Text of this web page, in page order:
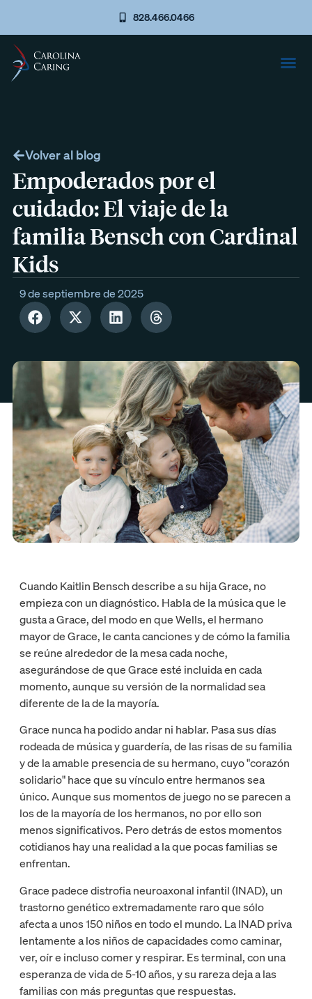
828.466.0466
Volver al blog
Empoderados por el
cuidado: El viaje de la
familia Bensch con Cardinal
Kids
9 de septiembre de 2025
Cuando Kaitlin Bensch describe a su hija Grace, no
empieza con un diagnóstico. Habla de la música que le
gusta a Grace, del modo en que Wells, el hermano
mayor de Grace, le canta canciones y de cómo la familia
se reúne alrededor de la mesa cada noche,
asegurándose de que Grace esté incluida en cada
momento, aunque su versión de la normalidad sea
diferente de la de la mayoría.
Grace nunca ha podido andar ni hablar. Pasa sus días
rodeada de música y guardería, de las risas de su familia
y de la amable presencia de su hermano, cuyo "corazón
solidario" hace que su vínculo entre hermanos sea
único. Aunque sus momentos de juego no se parecen a
los de la mayoría de los hermanos, no por ello son
menos significativos. Pero detrás de estos momentos
cotidianos hay una realidad a la que pocas familias se
enfrentan.
Grace padece distrofia neuroaxonal infantil (INAD), un
trastorno genético extremadamente raro que sólo
afecta a unos 150 niños en todo el mundo. La INAD priva
lentamente a los niños de capacidades como caminar,
ver, oír e incluso comer y respirar. Es terminal, con una
esperanza de vida de 5-10 años, y su rareza deja a las
familias con más preguntas que respuestas.